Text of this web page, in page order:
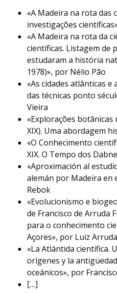
«A Madeira na rota das
investigações
«A Madeira na rota da
científicas. Listagem de
estudaram a história
1978)», por Nélio Pão
«As cidades atlânticas e
das técnicas ponto
Vieira
«Explorações botânicas
XIX). Uma abordagem
«O Conhecimento
XIX. O Tempo dos
«Aproximación al
alemán por Madeira en
Rebok
«Evolucionismo e
de Francisco de Arruda
para o conhecimento
Açores», por Luiz
«La Atlántida científica.
orígenes y la
oceánicos», por
[…]